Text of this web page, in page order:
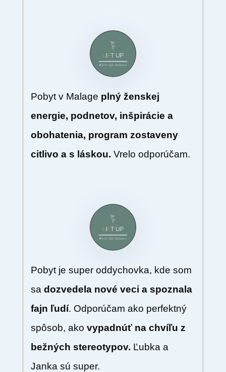
Pobyt v Malage plný ženskej
energie, podnetov, inšpirácie a
obohatenia, program zostaveny
citlivo a s láskou. Vrelo odporúčam.
Pobyt je super oddychovka, kde som
sa dozvedela nové veci a spoznala
fajn ľudí. Odporúčam ako perfektný
spôsob, ako vypadnúť na chvíľu z
bežných stereotypov. Ľubka a
Janka sú super.